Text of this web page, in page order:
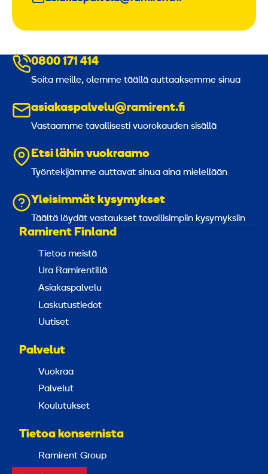
0800 171 414
Soita meille, olemme täällä auttaaksemme sinua
asiakaspalvelu@ramirent.fi
Vastaamme tavallisesti vuorokauden sisällä
Etsi lähin vuokraamo
Työntekijämme auttavat sinua aina mielellään
Yleisimmät kysymykset
Täältä löydät vastaukset tavallisimpiin kysymyksiin
Ramirent Finland
Tietoa meistä
Ura Ramirentillä
Asiakaspalvelu
Laskutustiedot
Uutiset
Palvelut
Vuokraa
Palvelut
Koulutukset
Tietoa konsernista
Ramirent Group